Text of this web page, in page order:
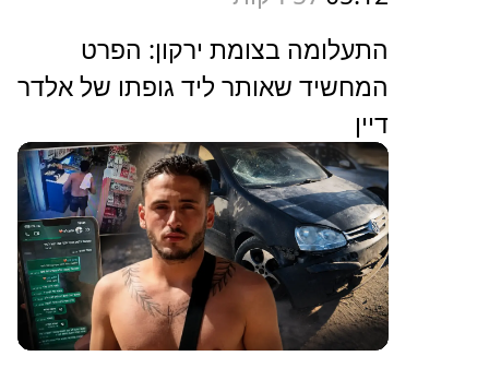
התעלומה בצומת ירקון: הפרט
המחשיד שאותר ליד גופתו של אלדר
דיין